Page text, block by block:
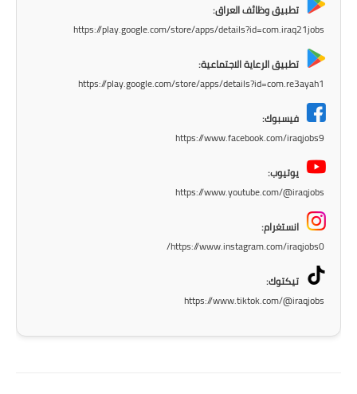
ملازم دراسية
المرحلة الاعدادية
تطبيق وظائف العراق:
https://play.google.com/store/apps/details?id=com.iraq21jobs
تطبيق الرعاية الاجتماعية:
https://play.google.com/store/apps/details?id=com.re3ayah1
فيسبوك:
https://www.facebook.com/iraqjobs9
يوتيوب:
https://www.youtube.com/@iraqjobs
انستغرام:
https://www.instagram.com/iraqjobs0/
تيكتوك:
https://www.tiktok.com/@iraqjobs